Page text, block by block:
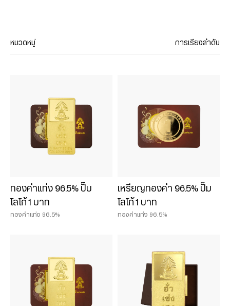
หมวดหมู่
ฮั่วเซ่งเฮง ช็อปออนไลน์
0.075 บาท
0.125 บาท
0.25 บาท
3 บาท
5 บาท
การเรียงลำดับ
ทองคำแท่ง 96.5% ปั๊ม
โลโก้ 1 บาท
ทองคำแท่ง 96.5%
เหรียญทองคำ 96.5% ปั๊ม
โลโก้ 1 บาท
ทองคำแท่ง 96.5%